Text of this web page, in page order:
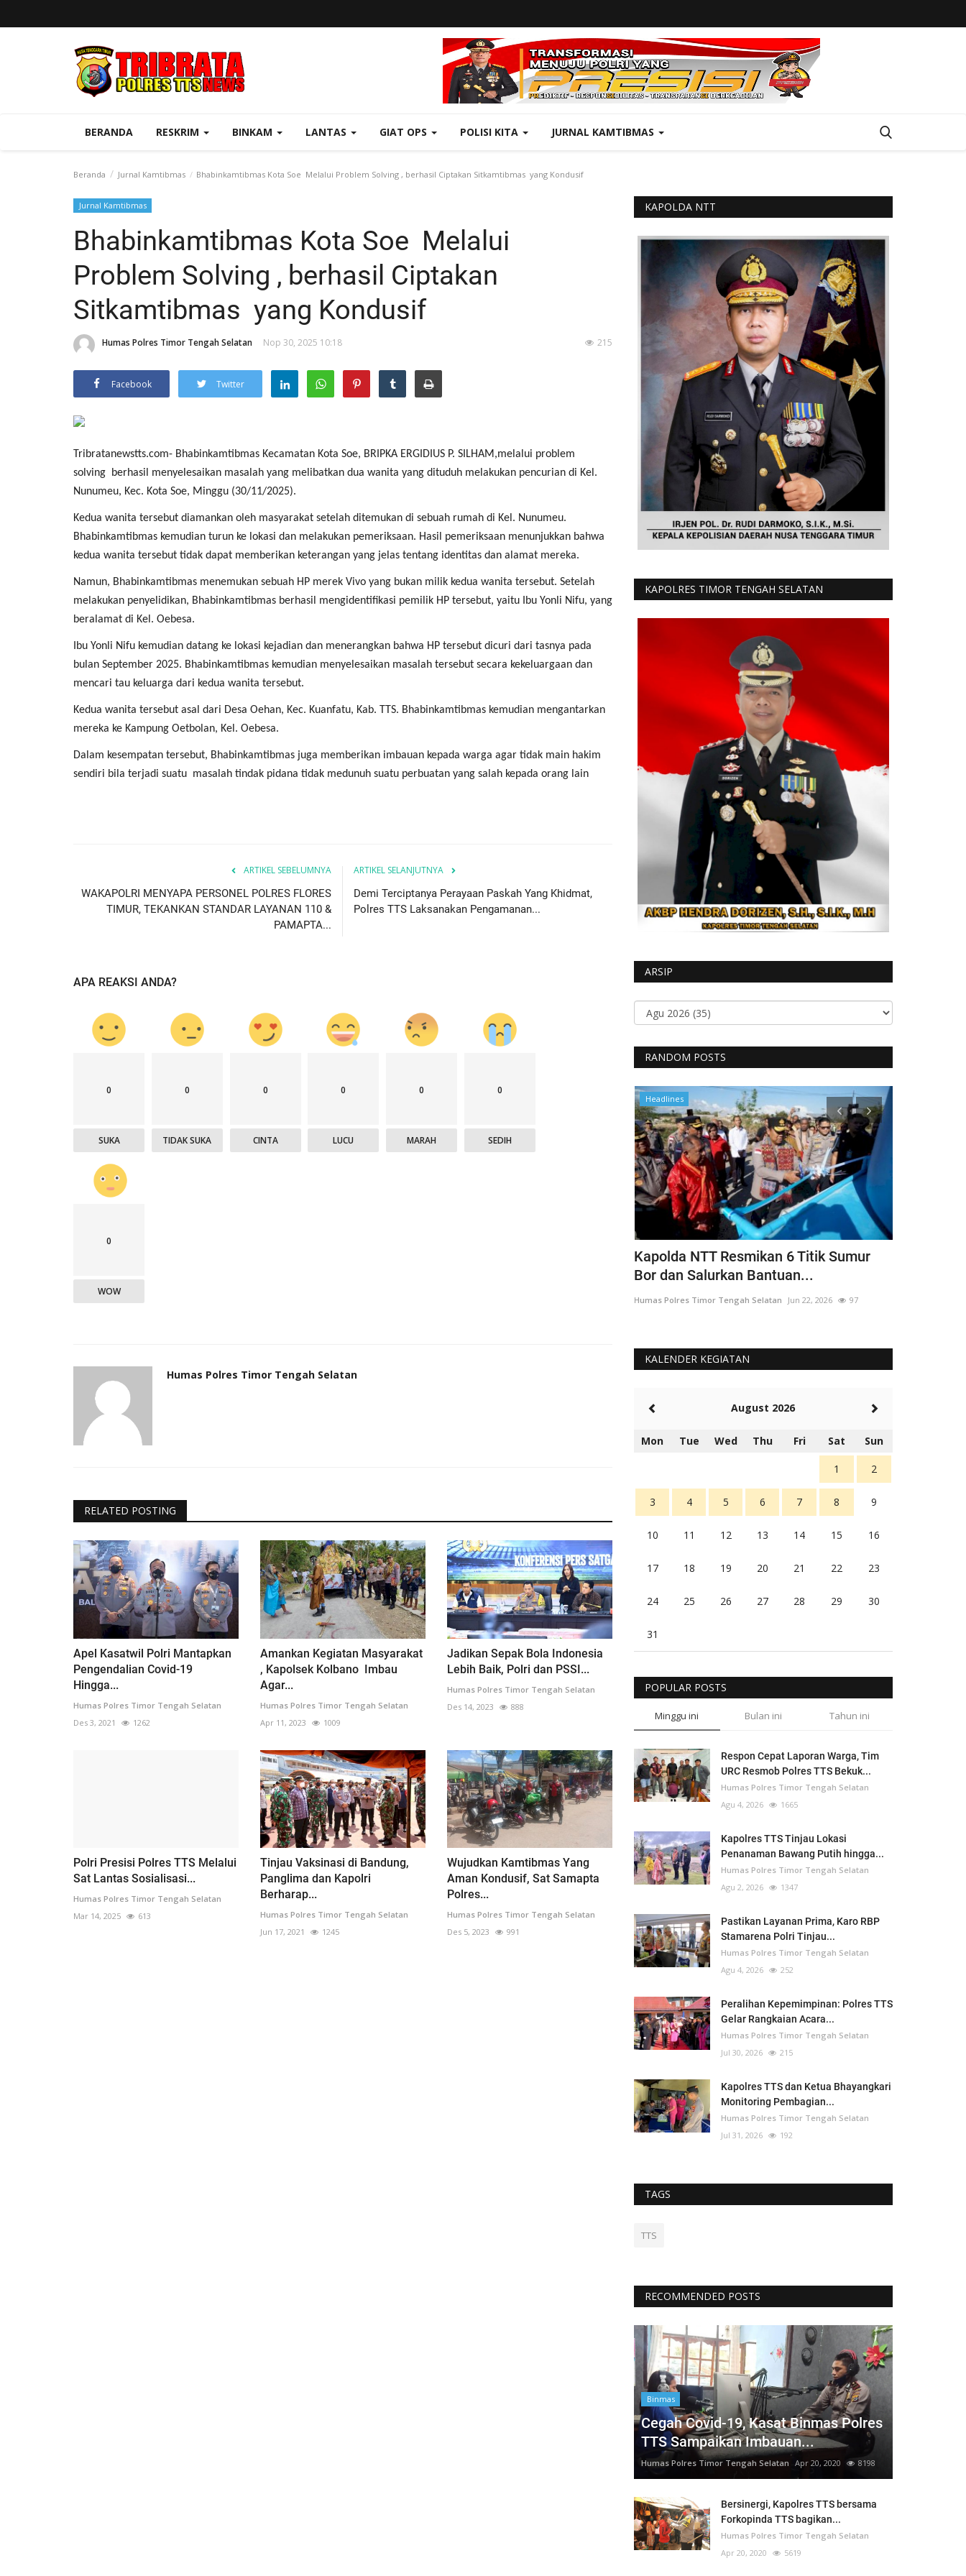
BERANDA RESKRIM BINKAM LANTAS GIAT OPS POLISI KITA JURNAL KAMTIBMAS
Beranda Jurnal Kamtibmas Bhabinkamtibmas Kota Soe Melalui Problem Solving , berhasil Ciptakan Sitkamtibmas yang Kondusif
Jurnal Kamtibmas
Bhabinkamtibmas Kota Soe Melalui
Problem Solving , berhasil Ciptakan
Sitkamtibmas yang Kondusif
Humas Polres Timor Tengah Selatan Nop 30, 2025 10:18 215
Facebook Twitter
Tribratanewstts.com- Bhabinkamtibmas Kecamatan Kota Soe, BRIPKA ERGIDIUS P. SILHAM,melalui problem
solving berhasil menyelesaikan masalah yang melibatkan dua wanita yang dituduh melakukan pencurian di Kel.
Nunumeu, Kec. Kota Soe, Minggu (30/11/2025).
Kedua wanita tersebut diamankan oleh masyarakat setelah ditemukan di sebuah rumah di Kel. Nunumeu.
Bhabinkamtibmas kemudian turun ke lokasi dan melakukan pemeriksaan. Hasil pemeriksaan menunjukkan bahwa
kedua wanita tersebut tidak dapat memberikan keterangan yang jelas tentang identitas dan alamat mereka.
Namun, Bhabinkamtibmas menemukan sebuah HP merek Vivo yang bukan milik kedua wanita tersebut. Setelah
melakukan penyelidikan, Bhabinkamtibmas berhasil mengidentifikasi pemilik HP tersebut, yaitu Ibu Yonli Nifu, yang
beralamat di Kel. Oebesa.
Ibu Yonli Nifu kemudian datang ke lokasi kejadian dan menerangkan bahwa HP tersebut dicuri dari tasnya pada
bulan September 2025. Bhabinkamtibmas kemudian menyelesaikan masalah tersebut secara kekeluargaan dan
mencari tau keluarga dari kedua wanita tersebut.
Kedua wanita tersebut asal dari Desa Oehan, Kec. Kuanfatu, Kab. TTS. Bhabinkamtibmas kemudian mengantarkan
mereka ke Kampung Oetbolan, Kel. Oebesa.
Dalam kesempatan tersebut, Bhabinkamtibmas juga memberikan imbauan kepada warga agar tidak main hakim
sendiri bila terjadi suatu masalah tindak pidana tidak medunuh suatu perbuatan yang salah kepada orang lain
ARTIKEL SEBELUMNYA
WAKAPOLRI MENYAPA PERSONEL POLRES FLORES
TIMUR, TEKANKAN STANDAR LAYANAN 110 &
PAMAPTA...
ARTIKEL SELANJUTNYA
Demi Terciptanya Perayaan Paskah Yang Khidmat,
Polres TTS Laksanakan Pengamanan...
APA REAKSI ANDA?
0
SUKA
0
TIDAK SUKA
0
CINTA
0
LUCU
0
MARAH
0
SEDIH
0
WOW
Humas Polres Timor Tengah Selatan
RELATED POSTING
Apel Kasatwil Polri Mantapkan
Pengendalian Covid-19
Hingga...
Humas Polres Timor Tengah Selatan
Des 3, 2021
1262
Amankan Kegiatan Masyarakat
, Kapolsek Kolbano Imbau
Agar...
Humas Polres Timor Tengah Selatan
Apr 11, 2023
1009
Jadikan Sepak Bola Indonesia
Lebih Baik, Polri dan PSSI...
Humas Polres Timor Tengah Selatan
Des 14, 2023
888
Polri Presisi Polres TTS Melalui
Sat Lantas Sosialisasi...
Humas Polres Timor Tengah Selatan
Mar 14, 2025
613
Tinjau Vaksinasi di Bandung,
Panglima dan Kapolri
Berharap...
Humas Polres Timor Tengah Selatan
Jun 17, 2021
1245
Wujudkan Kamtibmas Yang
Aman Kondusif, Sat Samapta
Polres...
Humas Polres Timor Tengah Selatan
Des 5, 2023
991
KAPOLDA NTT
KAPOLRES TIMOR TENGAH SELATAN
ARSIP
RANDOM POSTS
Pelayanan SKCK Keliling...
Headlines
Kapolda NTT Resmikan 6 Titik Sumur
Bor dan Salurkan Bantuan...
Humas Polres Timor Tengah Selatan Jun 22, 2026 97
KALENDER KEGIATAN
August 2026
Mon Tue Wed Thu Fri Sat Sun
1 2
3 4 5 6 7 8 9
10 11 12 13 14 15 16
17 18 19 20 21 22 23
24 25 26 27 28 29 30
31
POPULAR POSTS
Minggu ini Bulan ini Tahun ini
Respon Cepat Laporan Warga, Tim
URC Resmob Polres TTS Bekuk...
Humas Polres Timor Tengah Selatan
Agu 4, 2026
1665
Kapolres TTS Tinjau Lokasi
Penanaman Bawang Putih hingga...
Humas Polres Timor Tengah Selatan
Agu 2, 2026
1347
Pastikan Layanan Prima, Karo RBP
Stamarena Polri Tinjau...
Humas Polres Timor Tengah Selatan
Agu 4, 2026
252
Peralihan Kepemimpinan: Polres TTS
Gelar Rangkaian Acara...
Humas Polres Timor Tengah Selatan
Jul 30, 2026
215
Kapolres TTS dan Ketua Bhayangkari
Monitoring Pembagian...
Humas Polres Timor Tengah Selatan
Jul 31, 2026
192
TAGS
TTS
RECOMMENDED POSTS
Binmas
Cegah Covid-19, Kasat Binmas Polres
TTS Sampaikan Imbauan...
Humas Polres Timor Tengah Selatan Apr 20, 2020 8198
Bersinergi, Kapolres TTS bersama
Forkopinda TTS bagikan...
Humas Polres Timor Tengah Selatan
Apr 20, 2020
5619